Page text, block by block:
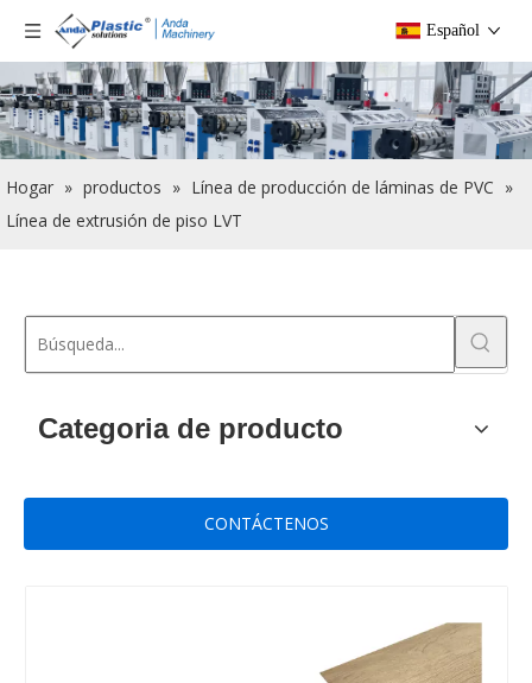
Español
Hogar » productos » Línea de producción de láminas de PVC »
Línea de extrusión de piso LVT
Categoria de producto
CONTÁCTENOS